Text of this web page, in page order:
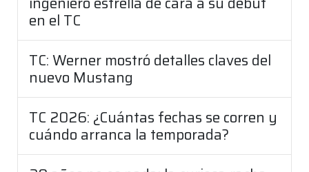
en el TC
TC: Werner mostró detalles claves del
nuevo Mustang
TC 2026: ¿Cuántas fechas se corren y
cuándo arranca la temporada?